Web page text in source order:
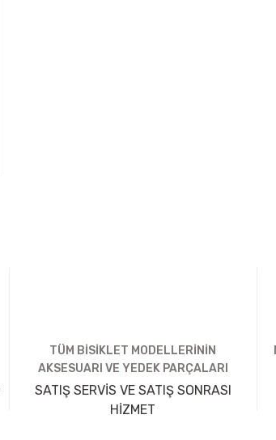
TÜM BİSİKLET MODELLERİNİN
AKSESUARI VE YEDEK PARÇALARI
SATIŞ SERVİS VE SATIŞ SONRASI
HİZMET